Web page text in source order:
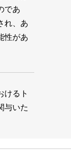
であ
れ、あ
性があ
けるト
与いた